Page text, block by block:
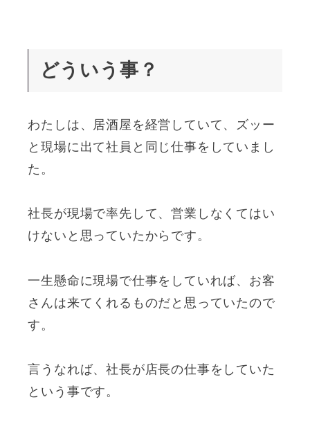
どういう事？
わたしは、居酒屋を経営していて、ズッー
と現場に出て社員と同じ仕事をしていまし
た。
社長が現場で率先して、営業しなくてはい
けないと思っていたからです。
一生懸命に現場で仕事をしていれば、お客
さんは来てくれるものだと思っていたので
す。
言うなれば、社長が店長の仕事をしていた
という事です。